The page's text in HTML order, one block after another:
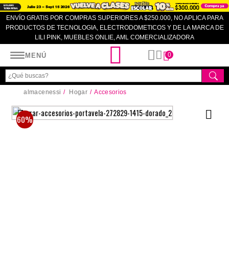
ENVÍO GRATIS POR COMPRAS SUPERIORES A $250.000, NO APLICA PARA
PRODUCTOS DE TECNOLOGIA, ELECTRODOMETICOS Y DE LA MARCA DE
LILI PINK, MUEBLES ONLIE, AML COMERCIALIZADORA
MENÚ
Almacenes SI
0
almacenessi Hogar Accesorios
60%